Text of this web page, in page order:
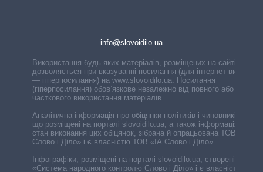
info@slovoidilo.ua
Використання будь-яких матеріалів, розміщених на сайті,
дозволяється при вказуванні посилання (для інтернет-видань
— гіперпосилання) на www.slovoidilo.ua. Посилання
(гіперпосилання) обов’язкове незалежно від повного або
часткового використання матеріалів.
Аналітична інформація про обіцянки політиків і чиновників,
що розміщені на порталі slovoidilo.ua, а також інформація про
стан виконання цих обіцянок, зібрана й опрацьована ТОВ «ІА
Слово і Діло» і є власністю ТОВ «ІА Слово і Діло».
Інфографіки, розміщені на порталі slovoidilo.ua, створені ГО
«Система народного контролю Слово і Діло» і є власністю